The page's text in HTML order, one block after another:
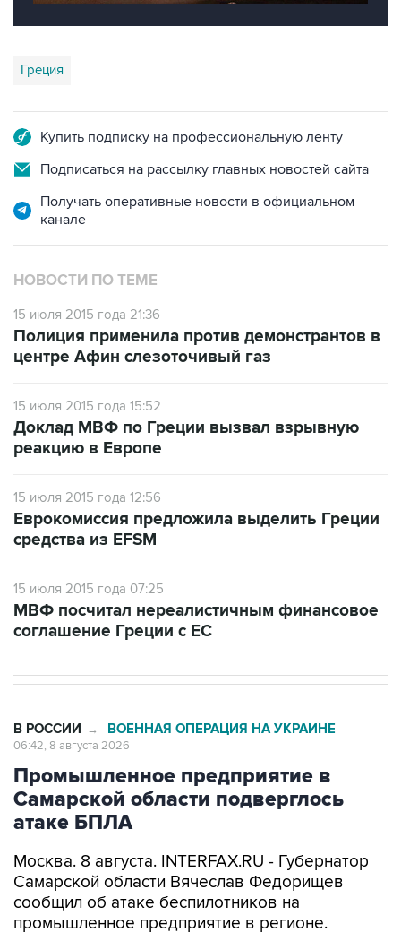
Греция
Купить подписку на профессиональную ленту
Подписаться на рассылку главных новостей сайта
Получать оперативные новости в официальном
канале
НОВОСТИ ПО ТЕМЕ
15 июля 2015 года 21:36
Полиция применила против демонстрантов в
центре Афин слезоточивый газ
15 июля 2015 года 15:52
Доклад МВФ по Греции вызвал взрывную
реакцию в Европе
15 июля 2015 года 12:56
Еврокомиссия предложила выделить Греции
средства из EFSM
15 июля 2015 года 07:25
МВФ посчитал нереалистичным финансовое
соглашение Греции с ЕС
В РОССИИ → ВОЕННАЯ ОПЕРАЦИЯ НА УКРАИНЕ
06:42, 8 августа 2026
Промышленное предприятие в
Самарской области подверглось
атаке БПЛА
Москва. 8 августа. INTERFAX.RU - Губернатор
Самарской области Вячеслав Федорищев
сообщил об атаке беспилотников на
промышленное предприятие в регионе.